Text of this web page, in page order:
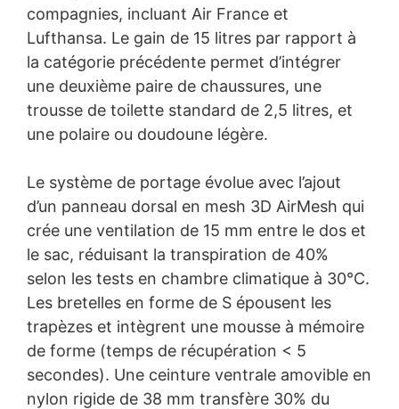
compagnies, incluant Air France et
Lufthansa. Le gain de 15 litres par rapport à
la catégorie précédente permet d’intégrer
une deuxième paire de chaussures, une
trousse de toilette standard de 2,5 litres, et
une polaire ou doudoune légère.
Le système de portage évolue avec l’ajout
d’un panneau dorsal en mesh 3D AirMesh qui
crée une ventilation de 15 mm entre le dos et
le sac, réduisant la transpiration de 40%
selon les tests en chambre climatique à 30°C.
Les bretelles en forme de S épousent les
trapèzes et intègrent une mousse à mémoire
de forme (temps de récupération < 5
secondes). Une ceinture ventrale amovible en
nylon rigide de 38 mm transfère 30% du